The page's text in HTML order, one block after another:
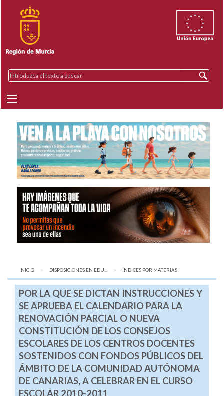
INICIO DISPOSICIONES EN EDU... AQUÍ:
ÍNDICES POR MATERIAS
POR LA QUE SE DICTAN INSTRUCCIONES Y
SE APRUEBA EL CALENDARIO PARA LA
RENOVACIÓN PARCIAL O NUEVA
CONSTITUCIÓN DE LOS CONSEJOS
ESCOLARES DE LOS CENTROS DOCENTES
SOSTENIDOS CON FONDOS PÚBLICOS DEL
ÁMBITO DE LA COMUNIDAD AUTÓNOMA
DE CANARIAS, A CELEBRAR EN EL CURSO
ESCOLAR 2010-2011